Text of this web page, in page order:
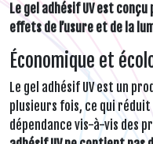
Le gel adhésif UV est
effets de l’usure et de la
Économique et
Le gel adhésif UV est un
plusieurs fois, ce qui
dépendance vis-à-vis des